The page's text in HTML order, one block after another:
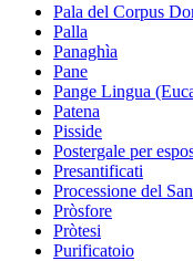
Pala del Corpus
Palla
Panaghìa
Pane
Pange Lingua
Patena
Pisside
Postergale per
Presantificati
Processione del
Pròsfore
Pròtesi
Purificatoio